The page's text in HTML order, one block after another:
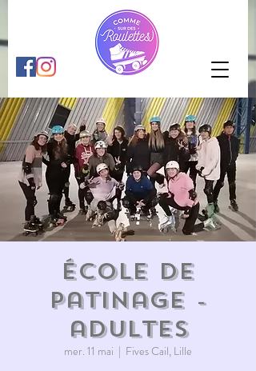
École de
patinage -
adultes
mer. 11 mai
  |
Fives Cail, Lille